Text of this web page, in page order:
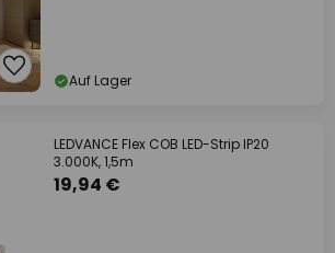
Auf Lager
LEDVANCE Flex COB LED-Strip IP20
3.000K, 1,5m
19,94 €